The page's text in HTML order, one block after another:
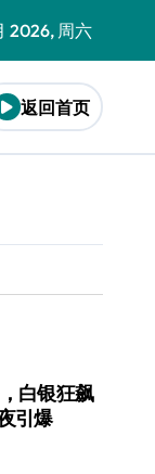
2026, 周六
返回首页
白银狂飙
引爆